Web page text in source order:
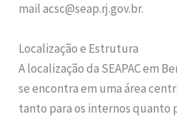
mail acsc@seap.rj.gov.br.
Localização e Estrutura
A localização da SEAPAC em
se encontra em uma área
tanto para os internos quanto